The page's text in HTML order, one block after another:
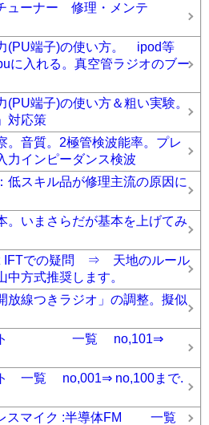
ューナー 修理・メンテ
(PU端子)の使い方。 ipod等
に入れる。真空管ラジオのブー
端子)の使い方＆粗い実験。
対応策
。音質。2極管検波能率。プレ
力インピーダンス検波
スキル品が修理主流の原因に
。いまさらだが基本を上げてみ
IFTでの疑問 ⇒ 天地のルール
方式推奨します。
放線つきラジオ」の調整。擬似
キット 一覧 no,101⇒
ト 一覧 no,001⇒ no,100まで.
レスマイク :半導体FM 一覧